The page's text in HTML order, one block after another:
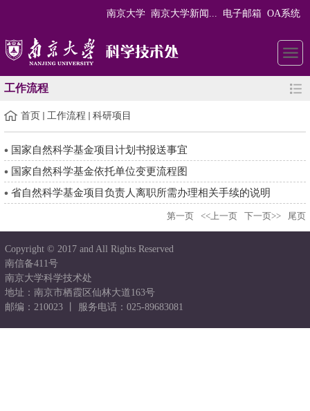
南京大学 南京大学新闻... 电子邮箱 OA系统
工作流程
首页 工作流程 科研项目
国家自然科学基金项目计划书报送事宜
国家自然科学基金依托单位变更流程图
省自然科学基金项目负责人离职所需办理相关手续的说明
第一页 <<上一页 下一页>> 尾页
Copyright © 2017 and All Rights Reserved
南信备411号
南京大学科学技术处
地址：南京市栖霞区仙林大道163号
邮编：210023 丨 服务电话：025-89683081